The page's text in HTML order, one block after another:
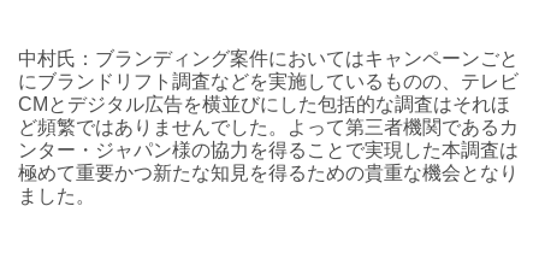
中村氏：ブランディング案件においてはキャンペーンごと
にブランドリフト調査などを実施しているものの、テレビ
CMとデジタル広告を横並びにした包括的な調査はそれほ
ど頻繁ではありませんでした。よって第三者機関であるカ
ンター・ジャパン様の協力を得ることで実現した本調査は
極めて重要かつ新たな知見を得るための貴重な機会となり
ました。